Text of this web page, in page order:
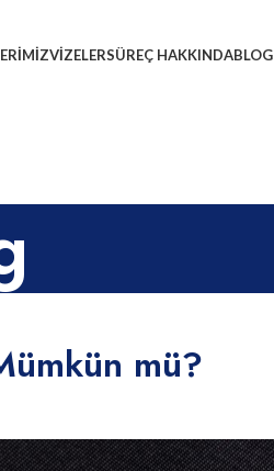
VIZELERSÜREÇ HAKKINDABLOG
mü?